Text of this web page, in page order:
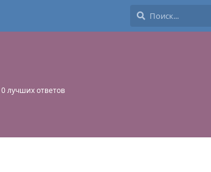
0лучших ответов